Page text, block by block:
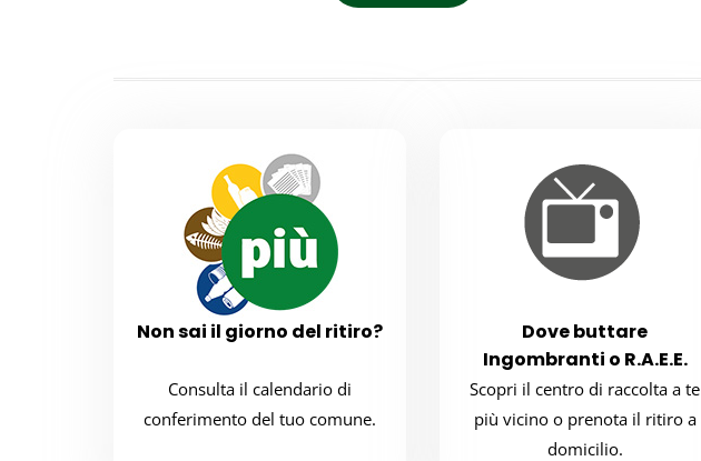
Non sai il giorno del ritiro?
Consulta il calendario di
conferimento del tuo comune.
Dove buttare
Ingombranti o R.A.E.E.
Scopri il centro di raccolta a te
più vicino o prenota il ritiro a
domicilio.